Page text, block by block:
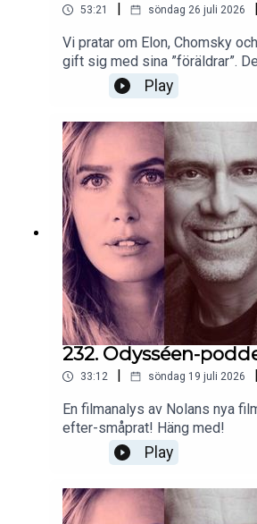
53:21 söndag 26 juli 2026
Vi pratar om Elon, Chomsky
gift sig med sina ”föräldrar”.
Victoria förstått vilken märklig
tillhör. Och Christer berättar
saker om Japans syn på vad
Play
232. Odysséen-
33:12 söndag 19 juli 2026
En filmanalys av Nolans nya
efter-småprat! Häng med!
Play